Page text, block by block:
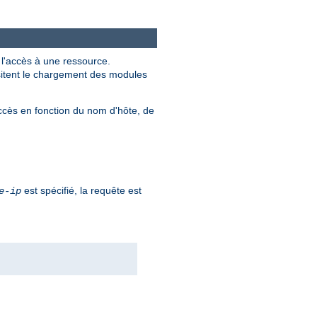
à une ressource.
le chargement des modules
en fonction du nom d'hôte, de
ip est spécifié, la requête est